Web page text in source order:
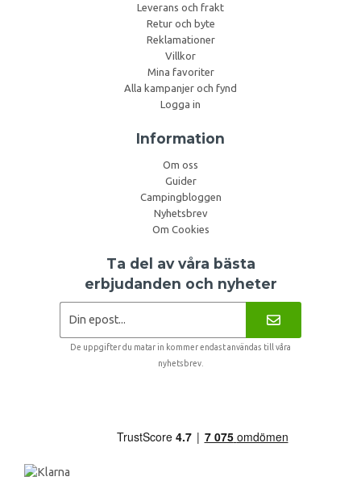
Leverans och frakt
Retur och byte
Reklamationer
Villkor
Mina favoriter
Alla kampanjer och fynd
Logga in
Information
Om oss
Guider
Campingbloggen
Nyhetsbrev
Om Cookies
Ta del av våra bästa
erbjudanden och nyheter
De uppgifter du matar in kommer endast användas till våra
nyhetsbrev.